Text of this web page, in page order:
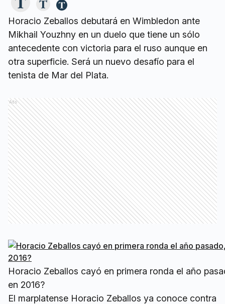
Horacio Zeballos debutará en Wimbledon ante
Mikhail Youzhny en un duelo que tiene un sólo
antecedente con victoria para el ruso aunque en
otra superficie. Será un nuevo desafío para el
tenista de Mar del Plata.
Ads
Horacio Zeballos cayó en primera ronda el año
en 2016?
El marplatense Horacio Zeballos ya conoce contra